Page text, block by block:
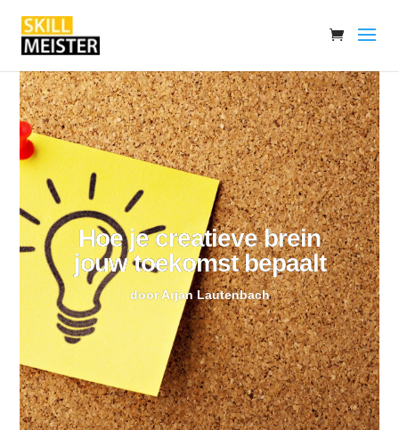
Hoe je creatieve brein
jouw toekomst bepaalt
doorArjan Lautenbach